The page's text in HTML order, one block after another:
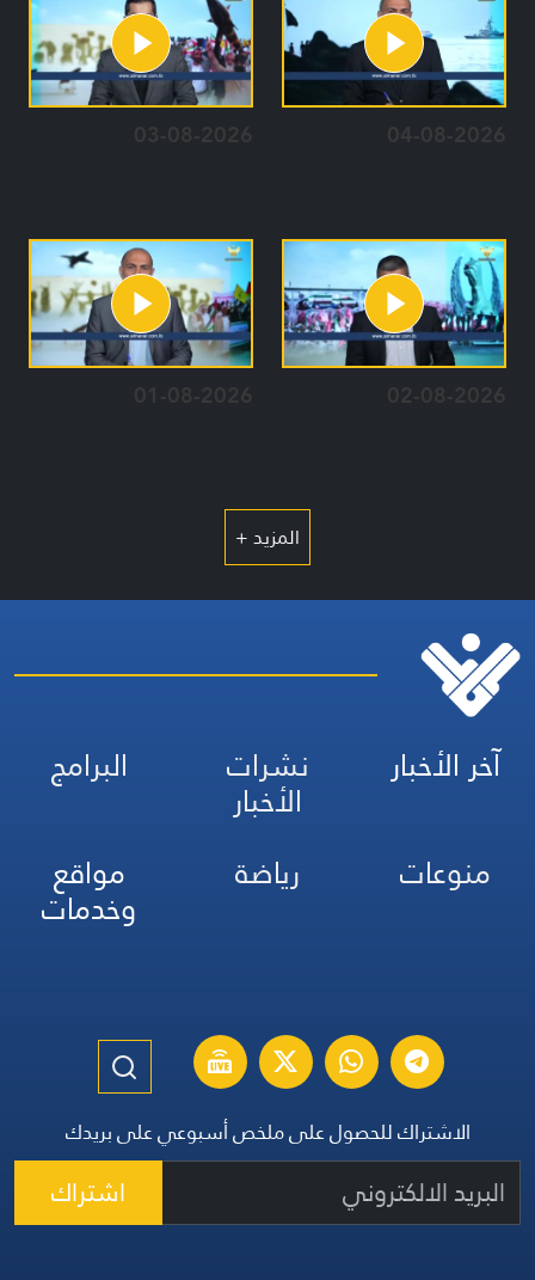
04-08-2026
03-08-2026
02-08-2026
01-08-2026
المزيد +
آخر الأخبار نشرات
الأخبار
البرامج
منوعات
رياضة مواقع
وخدمات
الاشتراك للحصول على ملخص أسبوعي على بريدك
اشتراك